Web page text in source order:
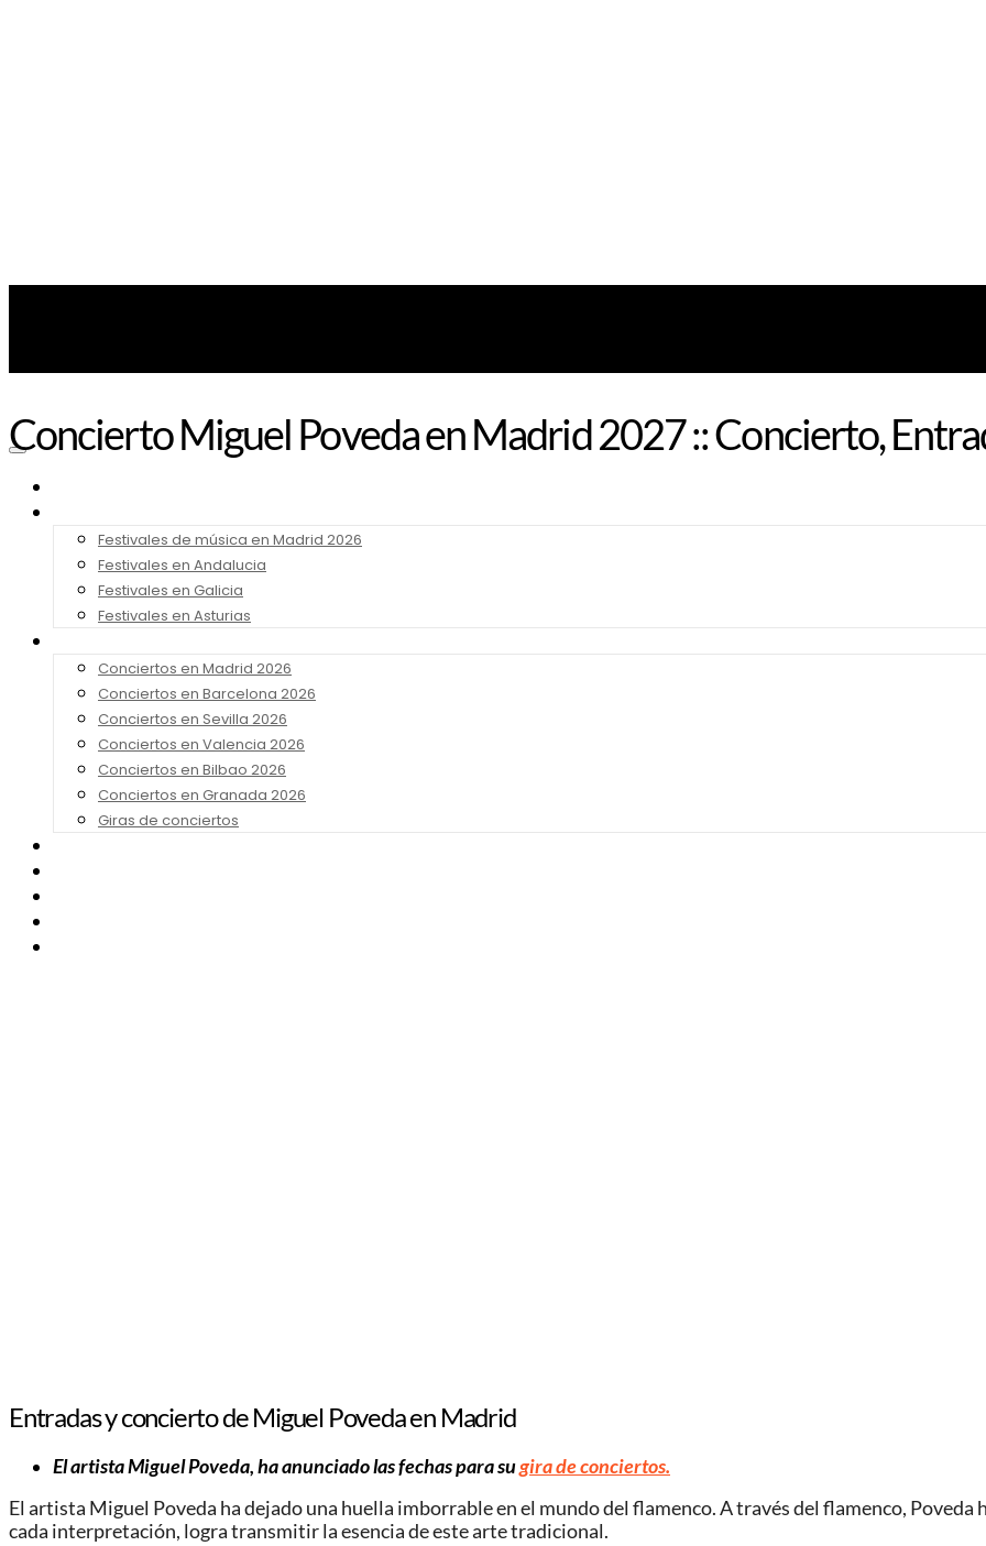
Festivales de música en Madrid 2026
Festivales en Andalucia
Festivales en Galicia
Festivales en Asturias
Conciertos en Madrid 2026
Conciertos en Barcelona 2026
Conciertos en Sevilla 2026
Conciertos en Valencia 2026
Conciertos en Bilbao 2026
Conciertos en Granada 2026
Giras de conciertos
Concierto Miguel Poveda en Madrid 2027 :: Concierto,
Entradas y concierto de Miguel Poveda en Madrid
El artista Miguel Poveda, ha anunciado las fechas para sugira de conciertos.
El artista Miguel Poveda ha dejado una huella imborrable en el mundo del flamenco. A través del flamenco,
cada interpretación, logra transmitir la esencia de este arte tradicional.